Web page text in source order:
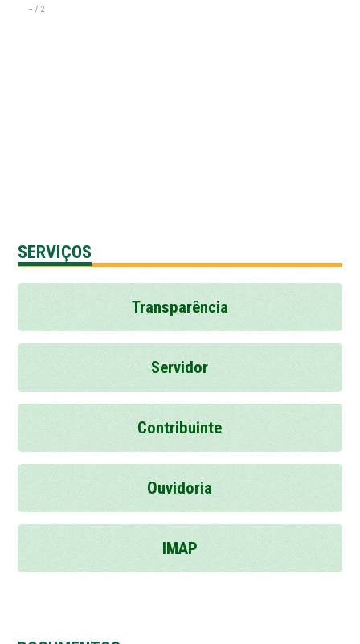
– / 2
SERVIÇOS
Transparência
Servidor
Contribuinte
Ouvidoria
IMAP